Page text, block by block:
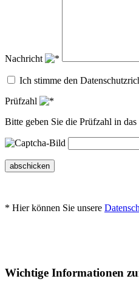
Nachricht
Ich stimme den
Prüfzahl
Bitte geben Sie die Prüfzahl in das
abschicken
* Hier können Sie unsere
Wichtige Informationen